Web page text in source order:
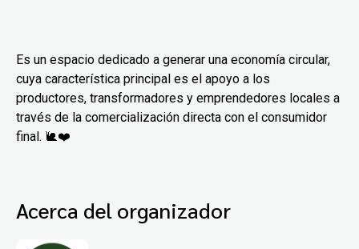
Es un espacio dedicado a generar una economía circular,
cuya característica principal es el apoyo a los
productores, transformadores y emprendedores locales a
través de la comercialización directa con el consumidor
final. 🐌❤️
Acerca del organizador